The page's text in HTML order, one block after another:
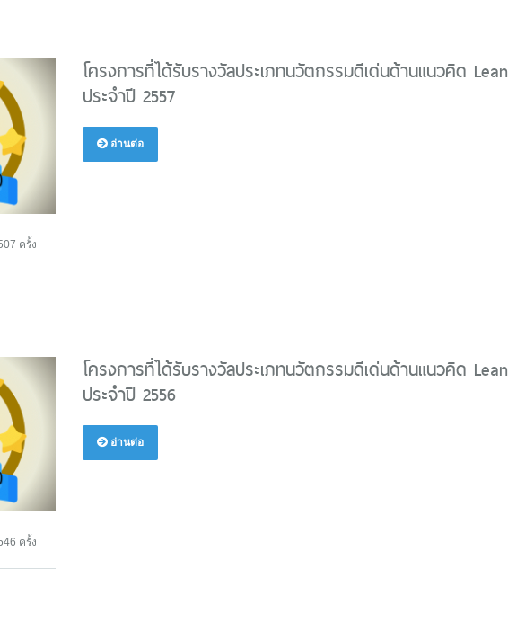
ครั้ง
โครงการที่ได้รับรางวัลประเภทนวัตกรรมดีเด่นด้านแนวคิด Lean
ประจำปี 2557
อ่านต่อ
ครั้ง
โครงการที่ได้รับรางวัลประเภทนวัตกรรมดีเด่นด้านแนวคิด Lean
ประจำปี 2556
อ่านต่อ